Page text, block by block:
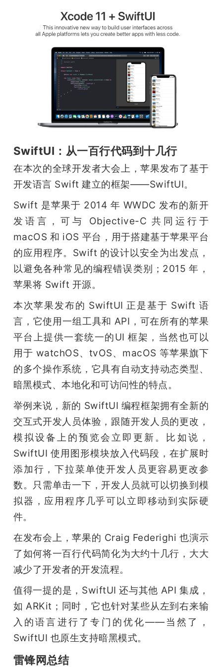
SwiftUI：从一百行代码到十几行
在本次的全球开发者大会上，苹果发布了基于
开发语言 Swift 建立的框架——SwiftUI。
Swift 是苹果于 2014 年 WWDC 发布的新开
发语言，可与 Objective-C 共同运行于
macOS 和 iOS 平台，用于搭建基于苹果平台
的应用程序。Swift 的设计以安全为出发点，
以避免各种常见的编程错误类别；2015 年，
苹果将 Swift 开源。
本次苹果发布的 SwiftUI 正是基于 Swift 语
言，它使用一组工具和 API，可在所有的苹果
平台上提供一套统一的UI 框架，当然也可以
用于 watchOS、tvOS、macOS 等苹果旗下
的多个操作系统，它具有自动支持动态类型、
暗黑模式、本地化和可访问性的特点。
举例来说，新的 SwiftUI 编程框架拥有全新的
交互式开发人员体验，跟随开发人员的更改，
模拟设备上的预览会立即更新。比如说，
SwiftUI 使用图形模块放入代码段，在扩展时
添加行，下拉菜单使开发人员更容易更改参
数。只需单击一下，开发人员就可以切换到模
拟器，应用程序几乎可以立即移动到实际硬
件。
在发布会上，苹果的 Craig Federighi 也演示
了如何将一百行代码简化为大约十几行，大大
减少了开发者的开发流程。
值得一提的是，SwiftUI 还与其他 API 集成，
如 ARKit；同时，它也针对某些从左到右来输
入的语言进行了专门的优化——当然了，
SwiftUI 也原生支持暗黑模式。
雷锋网总结